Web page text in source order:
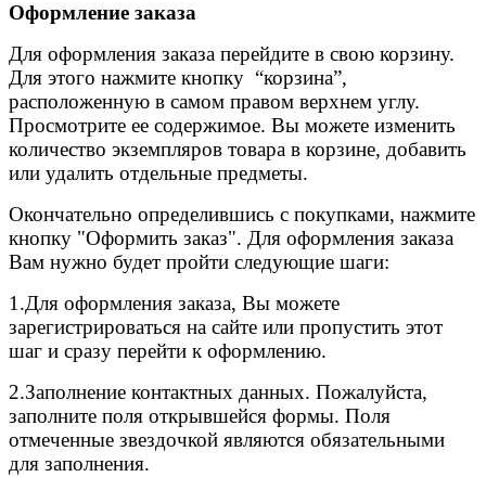
Оформление заказа
Для оформления заказа перейдите в свою корзину.
Для этого нажмите кнопку “корзина”,
расположенную в самом правом верхнем углу.
Просмотрите ее содержимое. Вы можете изменить
количество экземпляров товара в корзине, добавить
или удалить отдельные предметы.
Окончательно определившись с покупками, нажмите
кнопку "Оформить заказ". Для оформления заказа
Вам нужно будет пройти следующие шаги:
1.Для оформления заказа, Вы можете
зарегистрироваться на сайте или пропустить этот
шаг и сразу перейти к оформлению.
2.Заполнение контактных данных. Пожалуйста,
заполните поля открывшейся формы. Поля
отмеченные звездочкой являются обязательными
для заполнения.